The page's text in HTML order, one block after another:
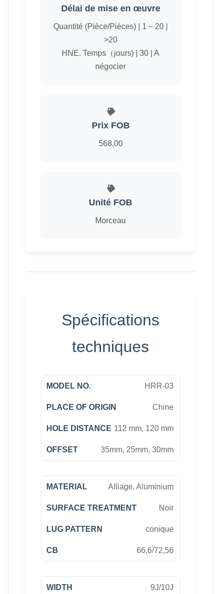
Délai de mise en œuvre
Quantité (Pièce/Pièces) | 1 ~ 20 |
>20
HNE. Temps（jours) | 30 | A
négocier
Prix ​​FOB
568,00
Unité FOB
Morceau
Spécifications
techniques
HRR-03
Chine
112 mm, 120 mm
35mm, 25mm, 30mm
Alliage, Aluminium
Noir
conique
66,6/72,56
9J/10J